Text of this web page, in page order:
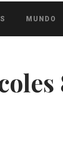
MUNDO